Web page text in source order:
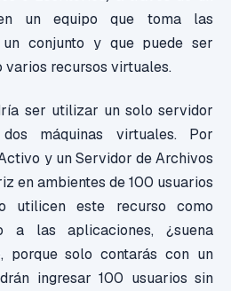
un equipo que toma las
conjunto y que puede ser
varios recursos virtuales.
ser utilizar un solo servidor
máquinas virtuales. Por
y un Servidor de Archivos
en ambientes de 100 usuarios
utilicen este recurso como
a las aplicaciones, ¿suena
porque solo contarás con un
ingresar 100 usuarios sin